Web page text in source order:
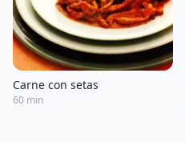
Carne con setas
60 min